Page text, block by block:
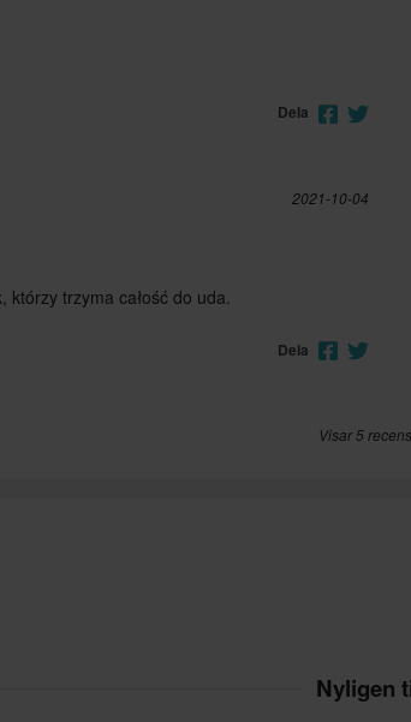
Dela
2021-10-04
którzy trzyma całość do uda.
Dela
Visar 5
Nyligen